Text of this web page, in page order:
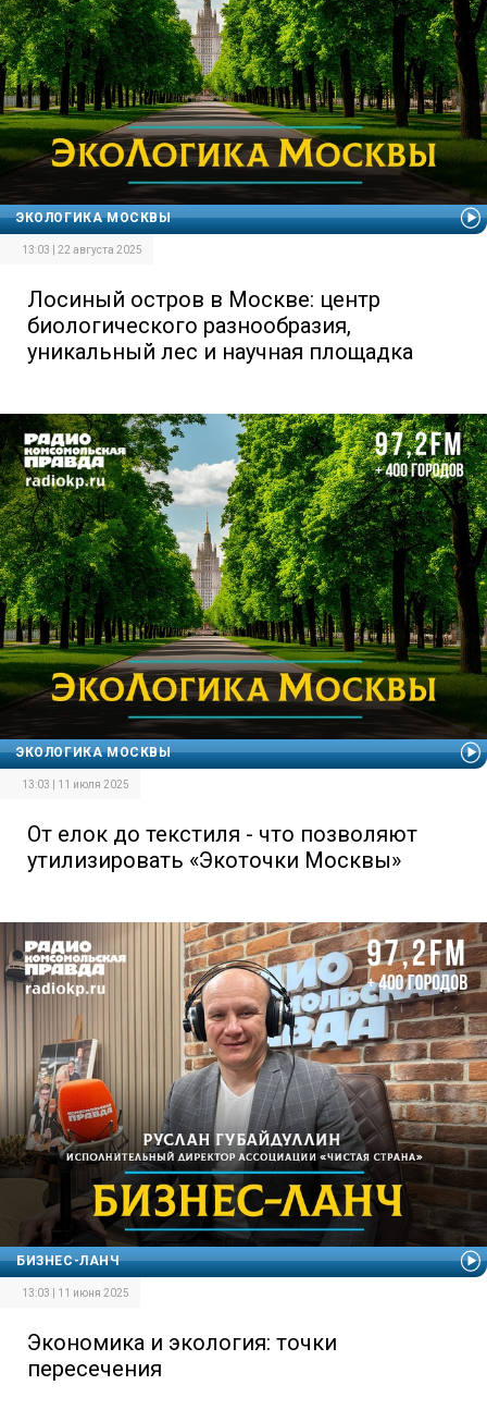
ЭКОЛОГИКА МОСКВЫ
13:03 | 22 августа 2025
Лосиный остров в Москве: центр
биологического разнообразия,
уникальный лес и научная площадка
ЭКОЛОГИКА МОСКВЫ
13:03 | 11 июля 2025
От елок до текстиля - что позволяют
утилизировать «Экоточки Москвы»
БИЗНЕС-ЛАНЧ
13:03 | 11 июня 2025
Экономика и экология: точки
пересечения